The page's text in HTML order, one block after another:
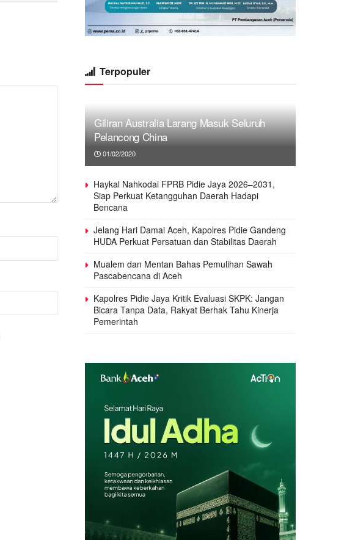
Terpopuler
Giliran Australia Larang Masuk Seluruh
Pelancong China
01/02/2020
Haykal Nahkodai FPRB Pidie Jaya 2026–2031,
Siap Perkuat Ketangguhan Daerah Hadapi
Bencana
Jelang Hari Damai Aceh, Kapolres Pidie Gandeng
HUDA Perkuat Persatuan dan Stabilitas Daerah
Mualem dan Mentan Bahas Pemulihan Sawah
Pascabencana di Aceh
Kapolres Pidie Jaya Kritik Evaluasi SKPK: Jangan
Bicara Tanpa Data, Rakyat Berhak Tahu Kinerja
Pemerintah